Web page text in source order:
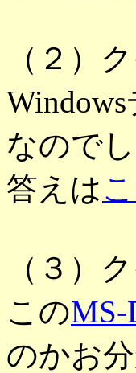
（２）
なので
答えは
（３）
このMS-
のかお